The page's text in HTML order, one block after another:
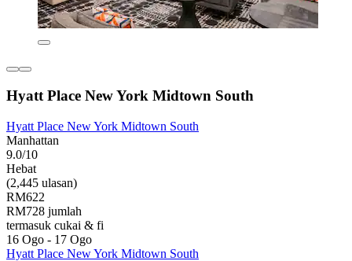
Hyatt Place New York Midtown South
Hyatt Place New York Midtown South
Manhattan
9.0/10
Hebat
(2,445 ulasan)
RM622
RM728 jumlah
termasuk cukai & fi
16 Ogo - 17 Ogo
Hyatt Place New York Midtown South